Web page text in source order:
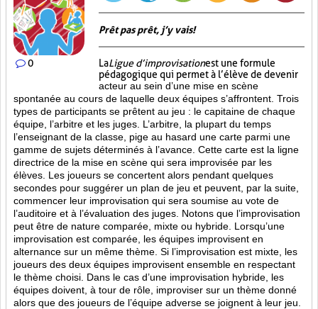
0
Prêt pas prêt, j’y vais!
LaLigue d’improvisationest une formule
pédagogique qui permet à l’élève de devenir
acteur au sein d’une mise en scène
spontanée au cours de laquelle deux équipes s’affrontent. Trois
types de participants se prêtent au jeu : le capitaine de chaque
équipe, l’arbitre et les juges. L’arbitre, la plupart du temps
l’enseignant de la classe, pige au hasard une carte parmi une
gamme de sujets déterminés à l’avance. Cette carte est la ligne
directrice de la mise en scène qui sera improvisée par les
élèves. Les joueurs se concertent alors pendant quelques
secondes pour suggérer un plan de jeu et peuvent, par la suite,
commencer leur improvisation qui sera soumise au vote de
l’auditoire et à l’évaluation des juges. Notons que l’improvisation
peut être de nature comparée, mixte ou hybride. Lorsqu’une
improvisation est comparée, les équipes improvisent en
alternance sur un même thème. Si l’improvisation est mixte, les
joueurs des deux équipes improvisent ensemble en respectant
le thème choisi. Dans le cas d’une improvisation hybride, les
équipes doivent, à tour de rôle, improviser sur un thème donné
alors que des joueurs de l’équipe adverse se joignent à leur jeu.